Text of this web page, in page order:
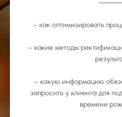
– как оптимизировать
– какие методы
– какую информацию
запросить у клиента для
времени